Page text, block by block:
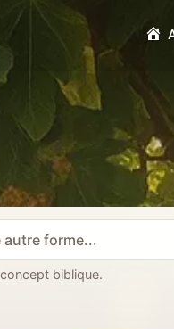
biblique.